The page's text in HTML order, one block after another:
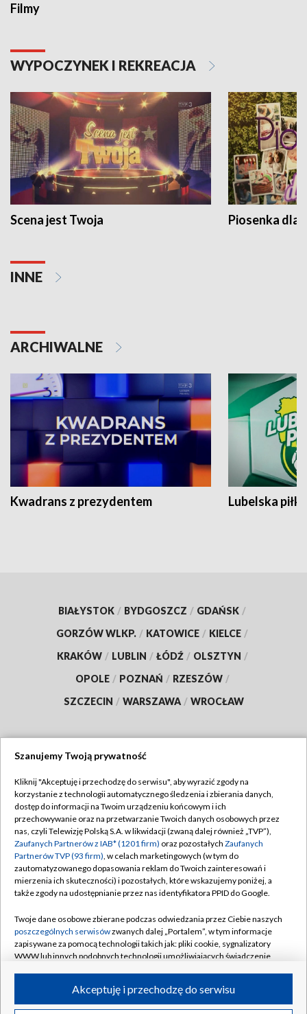
Filmy
WYPOCZYNEK I REKREACJA
Scena jest Twoja Piosenka dla
INNE
ARCHIWALNE
Kwadrans z prezydentem Lubelska piłka
BIAŁYSTOK / BYDGOSZCZ / GDAŃSK /
GORZÓW WLKP. / KATOWICE / KIELCE /
KRAKÓW / LUBLIN / ŁÓDŹ / OLSZTYN /
OPOLE / POZNAŃ / RZESZÓW /
SZCZECIN / WARSZAWA / WROCŁAW
TVP
Abonament TVP
Emisja w TVP
Centrum informacji TVP
Naziemna Telewizja Cyfrowa
Rada Programowa
System NOS
Informacje o nadawcy
Program dla prasy
Regulamin TVP
Polityka prywatności
Moje zgody
Pomoc
Kontakt
Kanały
©2026 Telewizja Polska S.A. w likwidacji
Szanujemy Twoją prywatność
Kliknij "Akceptuję i przechodzę do serwisu", aby wyrazić zgody na
korzystanie z technologii automatycznego śledzenia i zbierania danych,
dostęp do informacji na Twoim urządzeniu końcowym i ich
przechowywanie oraz na przetwarzanie Twoich danych osobowych przez
nas, czyli Telewizję Polską S.A. w likwidacji (zwaną dalej również „TVP”),
Zaufanych Partnerów z IAB* (1201 firm) oraz pozostałych Zaufanych
Partnerów TVP (93 firm), w celach marketingowych (w tym do
zautomatyzowanego dopasowania reklam do Twoich zainteresowań i
mierzenia ich skuteczności) i pozostałych, które wskazujemy poniżej, a
także zgody na udostępnianie przez nas identyfikatora PPID do Google.
Twoje dane osobowe zbierane podczas odwiedzania przez Ciebie naszych
poszczególnych serwisówzwanych dalej „Portalem”, w tym informacje
zapisywane za pomocą technologii takich jak: pliki cookie, sygnalizatory
WWW lub innych podobnych technologii umożliwiających świadczenie
ruchu w Internecie.Akceptuję i przechodzę do serwisu